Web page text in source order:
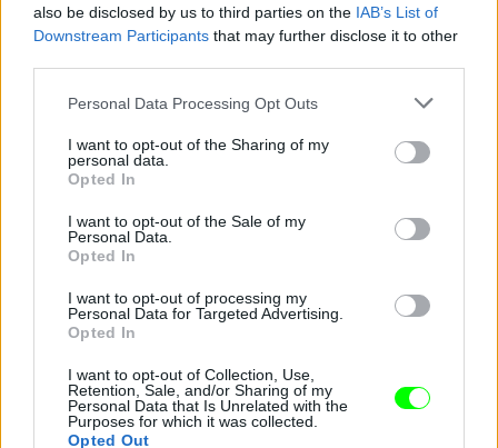
also be disclosed by us to third parties on the IAB’s List of
Downstream Participants that may further disclose it to other
Please note that this website/app uses one or more Google
not limited to your visit or usage behaviour. You may click to
grant or deny consent to Google and its third-party tags to
use your data for below specified purposes in below Google
consent section.
Personal Data Processing Opt Outs
I want to opt-out of the Sharing of my
personal data.
Opted In
I want to opt-out of the Sale of my
Personal Data.
Opted In
I want to opt-out of processing my
Personal Data for Targeted Advertising.
Opted In
I want to opt-out of Collection, Use,
Retention, Sale, and/or Sharing of my
Personal Data that Is Unrelated with the
Purposes for which it was collected.
Opted Out
Fotó: Varga Dóra / Velvet
Jön még kép!